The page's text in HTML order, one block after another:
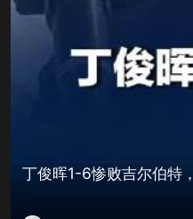
丁俊晖1-6惨败吉尔伯特